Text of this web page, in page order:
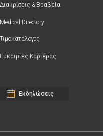
Διακρίσεις & Βραβεία
Medical Directory
Τιμοκατάλογος
Ευκαιρίες Καριέρας
Εκδηλώσεις